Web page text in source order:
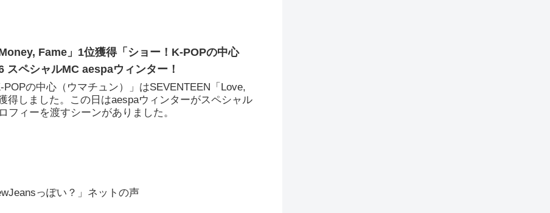
Fame」1位獲得「ショー！K-POPの中心
スペシャルMC aespaウィンター！
の中心（ウマチュン）」はSEVENTEEN「Love,
得しました。この日はaespaウィンターがスペシャル
フィーを渡すシーンがありました。
っぽい？」ネットの声